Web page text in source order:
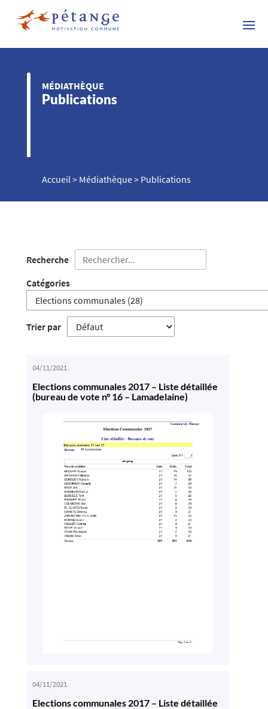
MÉDIATHÈQUE
Publications
Accueil> Médiathèque> Publications
Recherche
Catégories
Trier par
04/11/2021
Elections communales 2017 – Liste détaillée
(bureau de vote n° 16 – Lamadelaine)
04/11/2021
Elections communales 2017 – Liste détaillée